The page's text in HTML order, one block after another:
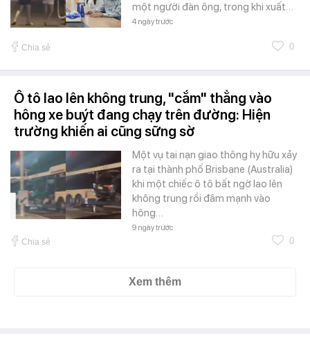
một người đàn ông, trong khi xuất…
4 ngày trước
Chia sẻ 0
Ô tô lao lên không trung, "cắm" thẳng vào
hông xe buýt đang chạy trên đường: Hiện
trường khiến ai cũng sững sờ
Một vụ tai nạn giao thông hy hữu xảy
ra tại thành phố Brisbane (Australia)
khi một chiếc ô tô bất ngờ lao lên
không trung rồi đâm mạnh vào
hông…
9 ngày trước
Chia sẻ 0
Xem thêm